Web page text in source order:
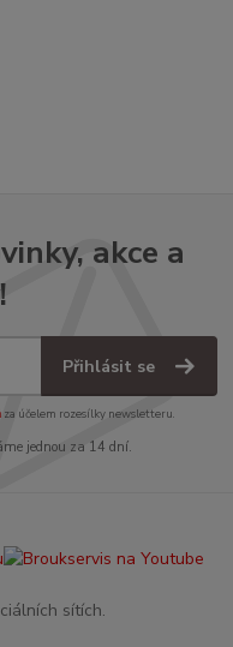
akce a
Přihlásit se
za účelem rozesílky newsletteru.
jednou za 14 dní.
sítích.